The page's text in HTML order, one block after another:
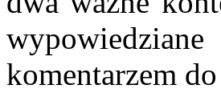
komentarzem